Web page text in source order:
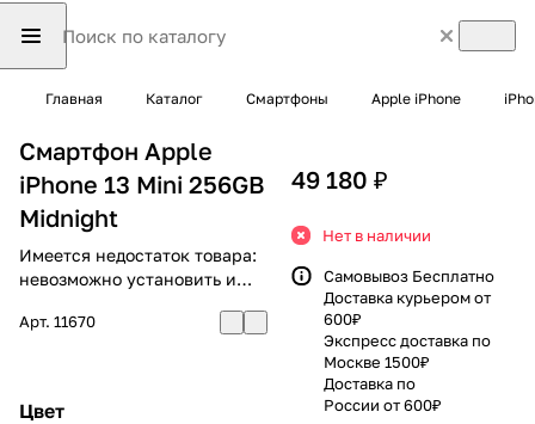
Главная Каталог Смартфоны Apple iPhone
Смартфон Apple
iPhone 13 Mini 256GB
Midnight
Имеется недостаток товара:
невозможно установить и
Арт. 11670
Цвет
49 180 ₽
Нет в наличии
Самовывоз Бесплатно
Доставка курьером от
600₽
Экспресс доставка по
Москве 1500₽
Доставка по
России от 600₽